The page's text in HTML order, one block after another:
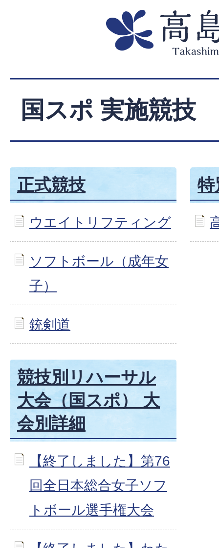
国スポ 実施競技
正式競技
ウエイトリフティング
ソフトボール（成年女
子）
銃剣道
特
競技別リハーサル
大会（国スポ） 大
会別詳細
【終了しました】第76
回全日本総合女子ソフ
トボール選手権大会